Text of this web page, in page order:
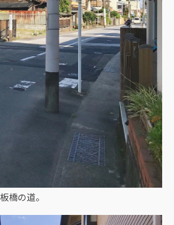
橋の道。